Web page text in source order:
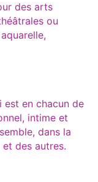
des arts
ou
en chacun de
intime et
dans la
et des autres.